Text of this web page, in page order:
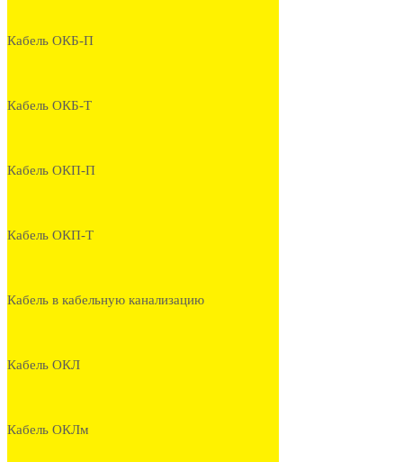
Кабель ОКБ-П
Кабель ОКБ-Т
Кабель ОКП-П
Кабель ОКП-Т
Кабель в кабельную канализацию
Кабель ОКЛ
Кабель ОКЛм